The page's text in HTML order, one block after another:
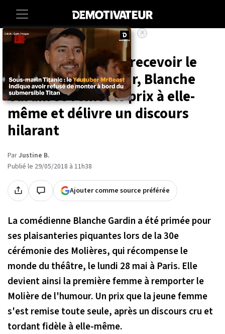
Accueil Insolite
Première femme à recevoir le
Molière de l'humour, Blanche
Gardin se remet le prix à elle-
même et délivre un discours
hilarant
ParJustine B.
Publié le 29/05/2018 à 11h38
Ajouter comme source préférée
La comédienne Blanche Gardin a été primée pour
ses plaisanteries piquantes lors de la 30e
cérémonie des Molières, qui récompense le
monde du théâtre, le lundi 28 mai à Paris. Elle
devient ainsi la première femme à remporter le
Molière de l'humour. Un prix que la jeune femme
s'est remise toute seule, après un discours cru et
tordant fidèle à elle-même.
×